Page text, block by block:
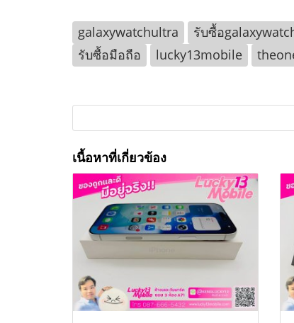
galaxywatchultra รับซื้อ
รับซื้อมือถือ
lucky13mobile
เนื้อหาที่เกี่ยวข้อง